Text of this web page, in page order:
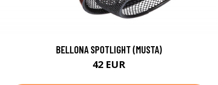
BELLONA SPOTLIGHT (MUSTA)
42 EUR